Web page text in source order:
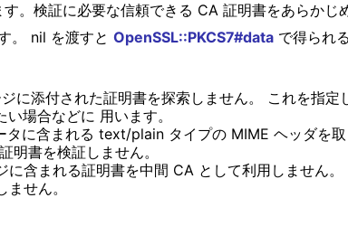
。検証に必要な信頼できる CA 証明書をあらかじ
。 nil を渡すと OpenSSL::PKCS7#dataで得られ
に添付された証明書を探索しません。 これを指
場合などに 用います。
タに含まれる text/plain タイプの MIME ヘッダを
明書を検証しません。
に含まれる証明書を中間 CA として利用しません。
せん。